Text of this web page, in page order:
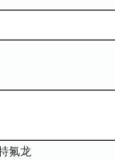
氟龙